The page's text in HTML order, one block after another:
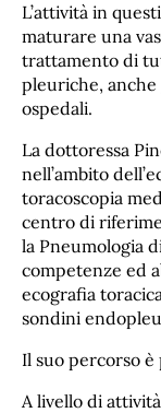
L’attività in
maturare una
trattamento di
pleuriche, anche
ospedali.
La dottoressa
nell’ambito
toracoscopia
centro di
la Pneumologia
competenze ed
ecografia
sondini
Il suo percorso è
A livello di